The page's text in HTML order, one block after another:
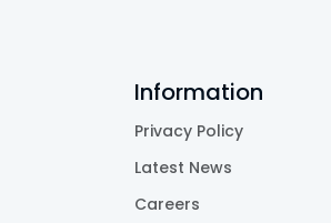
Information
Privacy Policy
Latest News
Careers